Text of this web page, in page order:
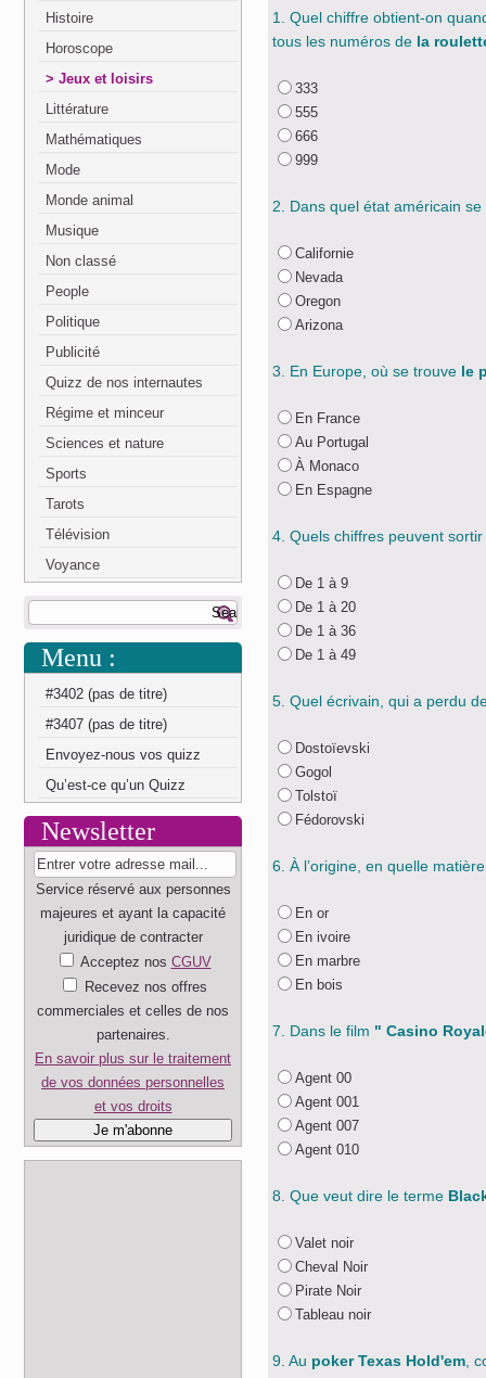
Histoire
Horoscope
Jeux et loisirs
Littérature
Mathématiques
Mode
Monde animal
Musique
Non classé
People
Politique
Publicité
Quizz de nos internautes
Régime et minceur
Sciences et nature
Sports
Tarots
Télévision
Voyance
Menu :
#3402 (pas de titre)
#3407 (pas de titre)
Envoyez-nous vos quizz
Qu’est-ce qu’un Quizz
Newsletter
Service réservé aux personnes
majeures et ayant la capacité
juridique de contracter
Acceptez nos CGUV
Recevez nos offres
commerciales et celles de nos
partenaires.
En savoir plus sur le traitement
de vos données personnelles
et vos droits
1. Quel chiffre obtient-on
tous les numéros de la
333
555
666
999
2. Dans quel état américain
Californie
Nevada
Oregon
Arizona
3. En Europe, où se trouve le
En France
Au Portugal
À Monaco
En Espagne
4. Quels chiffres peuvent
De 1 à 9
De 1 à 20
De 1 à 36
De 1 à 49
5. Quel écrivain, qui a perdu
Dostoïevski
Gogol
Tolstoï
Fédorovski
6. À l’origine, en quelle
En or
En ivoire
En marbre
En bois
7. Dans le film " Casino
Agent 00
Agent 001
Agent 007
Agent 010
8. Que veut dire le terme
Valet noir
Cheval Noir
Pirate Noir
Tableau noir
9. Au poker Texas Hold'em ,